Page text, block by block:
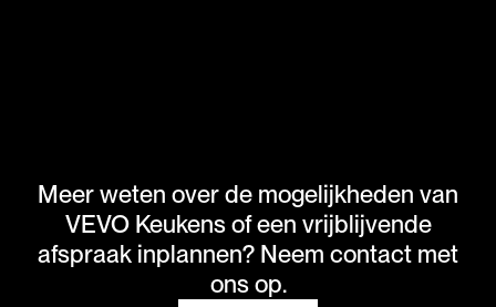
Meer weten over de mogelijkheden van
VEVO Keukens of een vrijblijvende
afspraak inplannen? Neem contact met
ons op.